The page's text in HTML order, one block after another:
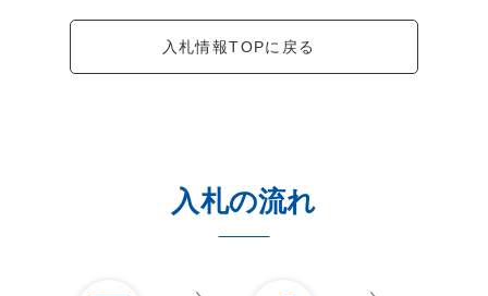
入札情報TOPに戻る
入札の流れ